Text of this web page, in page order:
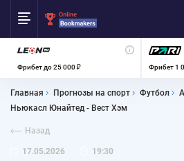
Фрибет до 25 000 ₽ Фрибет 1
Главная Прогнозы на спорт Футбол
Ньюкасл Юнайтед - Вест Хэм
Назад
17.05.2026 19:30